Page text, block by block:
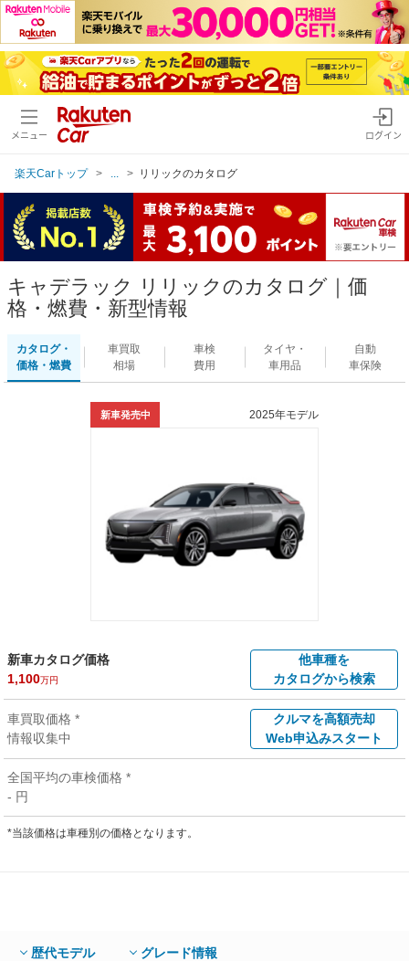
メニュー ログイン
楽天Carトップ リリックのカタログ
キャデラック リリックのカタログ｜価
格・燃費・新型情報
カタログ・
価格・燃費
車買取
相場
車検
費用
タイヤ・
車用品
自動
車保険
新車発売中 2025年モデル
新車カタログ価格
1,100万円
他車種を
カタログから検索
車買取価格 *
情報収集中
クルマを高額売却
Web申込みスタート
全国平均の車検価格 *
- 円
*当該価格は車種別の価格となります。
歴代モデル グレード情報